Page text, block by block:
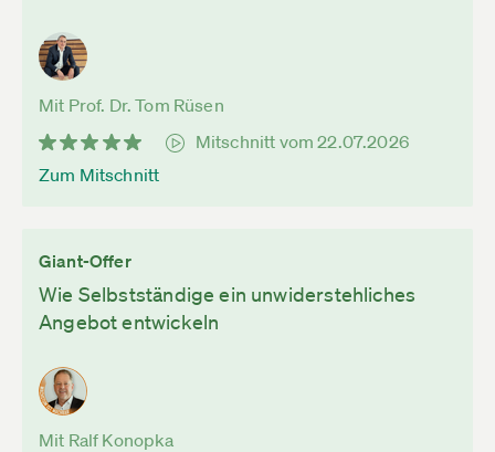
Mit Prof. Dr. Tom Rüsen
Mitschnitt vom 22.07.2026
Zum Mitschnitt
Giant-Offer
Wie Selbstständige ein unwiderstehliches
Angebot entwickeln
Mit Ralf Konopka